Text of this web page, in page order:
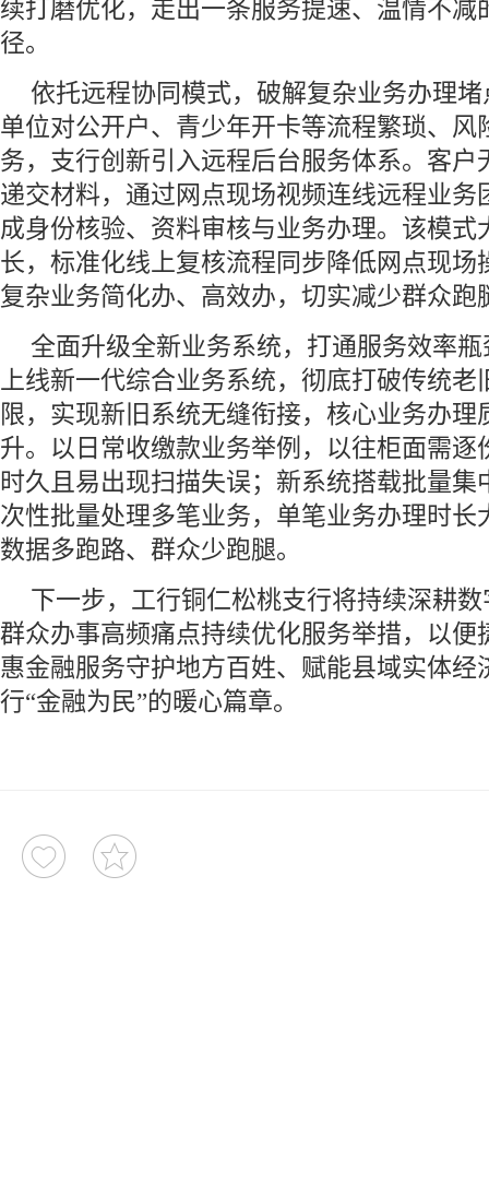
续打磨优化，走出一条服务提速、温情不减
径。
依托远程协同模式，破解复杂业务办理
单位对公开户、青少年开卡等流程繁琐、风
务，支行创新引入远程后台服务体系。客户
递交材料，通过网点现场视频连线远程业务
成身份核验、资料审核与业务办理。该模式
长，标准化线上复核流程同步降低网点现场
复杂业务简化办、高效办，切实减少群众跑
全面升级全新业务系统，打通服务效率
上线新一代综合业务系统，彻底打破传统
限，实现新旧系统无缝衔接，核心业务办理
升。以日常收缴款业务举例，以往柜面需逐
时久且易出现扫描失误；新系统搭载批量集
次性批量处理多笔业务，单笔业务办理时长
数据多跑路、群众少跑腿。
下一步，工行铜仁松桃支行将持续深耕
群众办事高频痛点持续优化服务举措，以便
惠金融服务守护地方百姓、赋能县域实体经
行“金融为民”的暖心篇章。